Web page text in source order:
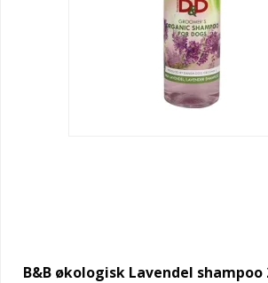
B&B økologisk Lavendel shampoo